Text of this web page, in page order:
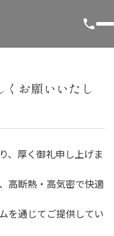
お願いいたし
、厚く御礼申し上げま
高断熱・高気密で快適
を通じてご提供してい